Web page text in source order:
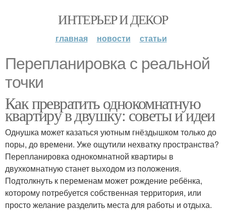
ИНТЕРЬЕР И ДЕКОР
главная новости статьи
Перепланировка с реальной
точки
Как превратить однокомнатную
квартиру в двушку: советы и идеи
Однушка может казаться уютным гнёздышком только до
поры, до времени. Уже ощутили нехватку пространства?
Перепланировка однокомнатной квартиры в
двухкомнатную станет выходом из положения.
Подтолкнуть к переменам может рождение ребёнка,
которому потребуется собственная территория, или
просто желание разделить места для работы и отдыха.